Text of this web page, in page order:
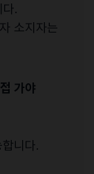
.
소지자는
가야
니다.